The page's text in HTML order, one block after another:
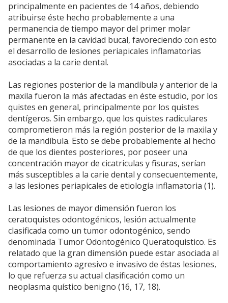
principalmente en pacientes de 14 años, debiendo
atribuirse éste hecho probablemente a una
permanencia de tiempo mayor del primer molar
permanente en la cavidad bucal, favoreciendo con esto
el desarrollo de lesiones periapicales inflamatorias
asociadas a la carie dental.
Las regiones posterior de la mandíbula y anterior de la
maxila fueron la más afectadas en éste estudio, por los
quistes en general, principalmente por los quistes
dentígeros. Sin embargo, que los quistes radiculares
comprometieron más la región posterior de la maxila y
de la mandíbula. Esto se debe probablemente al hecho
de que los dientes posteriores, por poseer una
concentración mayor de cicatriculas y fisuras, serían
más susceptibles a la carie dental y consecuentemente,
a las lesiones periapicales de etiología inflamatoria (1).
Las lesiones de mayor dimensión fueron los
ceratoquistes odontogénicos, lesión actualmente
clasificada como un tumor odontogénico, sendo
denominada Tumor Odontogénico Queratoquistico. Es
relatado que la gran dimensión puede estar asociada al
comportamiento agresivo e invasivo de éstas lesiones,
lo que refuerza su actual clasificación como un
neoplasma quístico benigno (16, 17, 18).